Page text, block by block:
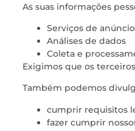
As suas informações
Serviços de
Análises de dados
Coleta e
Exigimos que os
Também podemos
cumprir requisitos
fazer cumprir